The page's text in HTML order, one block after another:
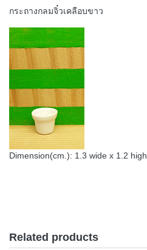
กระถางกลมจิ๋วเคลือบขาว
Dimension(cm.): 1.3 wide x 1.2 high
Related products